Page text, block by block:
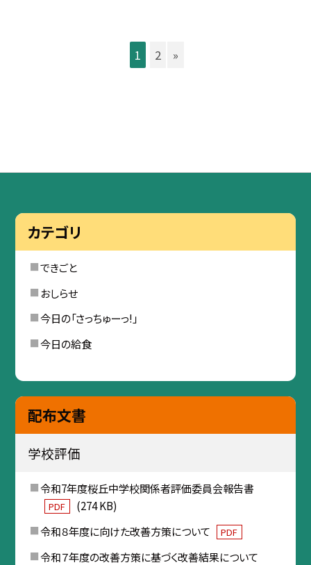
1 2 »
カテゴリ
できごと
おしらせ
今日の「さっちゅーっ!」
今日の給食
配布文書
学校評価
令和7年度桜丘中学校関係者評価委員会報告書
PDF
(274 KB)
令和８年度に向けた改善方策について
PDF
令和７年度の改善方策に基づく改善結果について